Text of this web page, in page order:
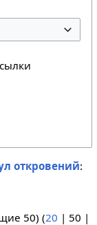
откровений:
50) (20 | 50 |